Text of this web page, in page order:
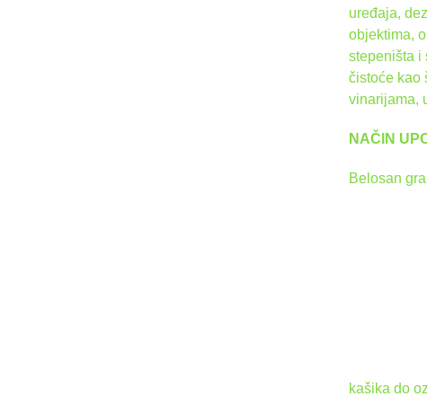
uređaja,
objektima,
stepeništa i
čistoće kao
vinarijama,
NAČIN
Belosan
kašika do